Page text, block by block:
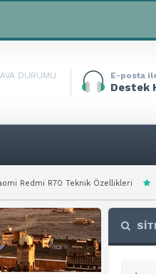
DURUMU E-posta
Destek
Özellikleri Xiaomi Redmi